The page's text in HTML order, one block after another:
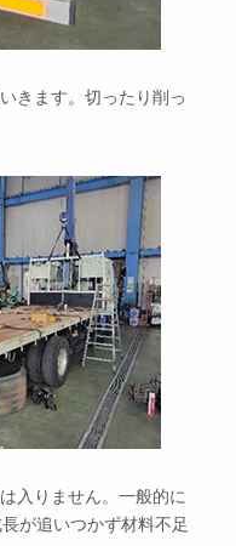
きます。切ったり削っ
入りません。一般的に
が追いつかず材料不足